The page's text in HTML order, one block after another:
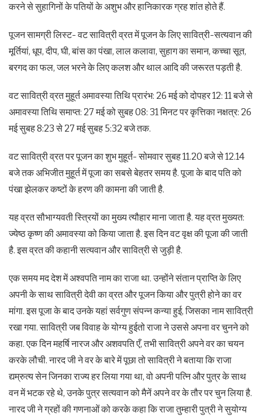
करने से सुहागिनों के पतियों के अशुभ और हानिकारक ग्रह शांत होते हैं.
पूजन सामग्री लिस्ट- वट सावित्री व्रत में पूजन के लिए सावित्री-सत्यवान की
मूर्तियां, धूप, दीप, घी, बांस का पंखा, लाल कलावा, सुहाग का समान, कच्चा सूत,
बरगद का फल, जल भरने के लिए कलश और थाल आदि की जरूरत पड़ती है.
वट सावित्री व्रत मुहूर्त अमावस्या तिथि प्रारंभ: 26 मई को दोपहर 12: 11 बजे से
अमावस्या तिथि समाप्त: 27 मई को सुबह 08: 31 मिनट पर कृत्तिका नक्षत्र: 26
मई सुबह 8:23 से 27 मई सुबह 5:32 बजे तक.
वट सावित्री व्रत पर पूजन का शुभ मुहूर्त- सोमवार सुबह 11.20 बजे से 12.14
बजे तक अभिजीत मुहूर्त में पूजा का सबसे बेहतर समय है. पूजा के बाद पति को
पंखा झेलकर कष्टों के हरण की कामना की जाती है.
यह व्रत सौभाग्यवती स्त्रियों का मुख्य त्यौहार माना जाता है. यह व्रत मुख्यत:
ज्येष्ठ कृष्ण की अमावस्या को किया जाता है. इस दिन वट वृक्ष की पूजा की जाती
है. इस व्रत की कहानी सत्यवान और सावित्री से जुड़ी है.
एक समय मद देश में अश्वपति नाम का राजा था. उन्होंने संतान प्राप्ति के लिए
अपनी के साथ सावित्री देवी का व्रत और पूजन किया और पुत्री होने का वर
मांगा. इस पूजा के बाद उनके यहां सर्वगुण संपन्न कन्या हुई, जिसका नाम सावित्री
रखा गया. सावित्री जब विवाह के योग्य हुईतो राजा ने उससे अपना वर चुनने को
कहा. एक दिन महर्षि नारज और अशवपति एँ, तभी सावित्री अपने वर का चयन
करके लौची. नारद जी ने वर के बारे में पूछा तो सावित्री ने बताया कि राजा
द्यम्रुत्य सेन जिनका राज्य हर लिया गया था, वो अपनी पत्नि और पुत्र के साथ
वन में भटक रहे थे, उनके पुत्र सत्यवान को मैनें अपने वर के तौर पर चुन लिया है.
नारद जी ने ग्रहों की गणनाओं को करके कहा कि राजा तुम्हारी पुत्री ने सुयोग्य